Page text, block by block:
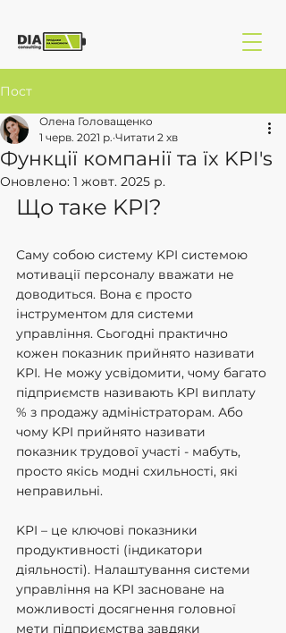
Пост
Функції компанії та їх KPI's
Олена Головащенко
1 черв. 2021 р. Читати 2 хв
Оновлено: 1 жовт. 2025 р.
Що таке KPI?
Саму собою систему KPI системою
мотивації персоналу вважати не
доводиться. Вона є просто
інструментом для системи
управління. Сьогодні практично
кожен показник прийнято називати
KPI. Не можу усвідомити, чому багато
підприємств називають KPI виплату
% з продажу адміністраторам. Або
чому KPI прийнято називати
показник трудової участі - мабуть,
просто якісь модні схильності, які
неправильні.
KPI – це ключові показники
продуктивності (індикатори
діяльності). Налаштування системи
управління на KPI засноване на
можливості досягнення головної
мети підприємства завдяки